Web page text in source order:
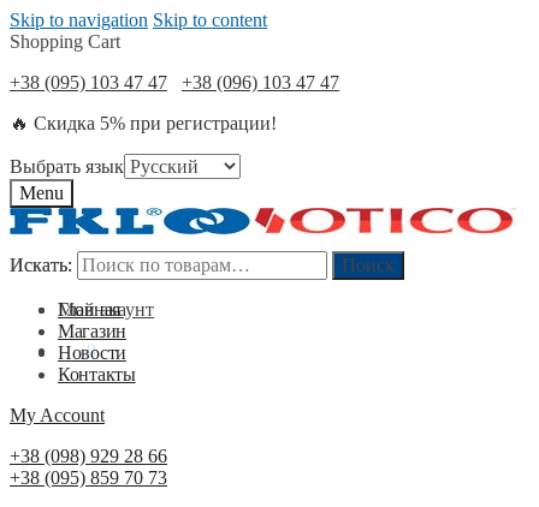
Skip to navigation Skip to content
Shopping Cart
+38 (095) 103 47 47
+38 (096) 103 47 47
🔥 Скидка 5% при регистрации!
Выбрать язык
Menu
Искать: Поиск
Мой акаунт
0₴ 0
Искать: Поиск
Главная
Магазин
Новости
Контакты
My Account
+38 (098) 929 28 66
+38 (095) 859 70 73